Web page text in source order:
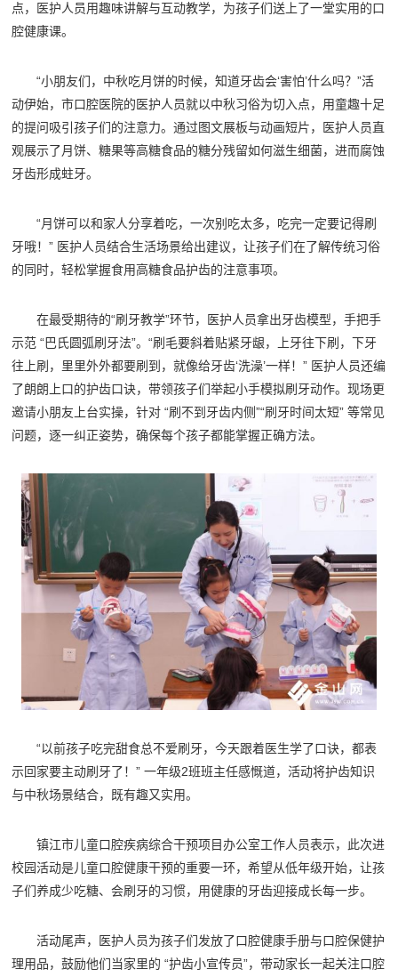
点，医护人员用趣味讲解与互动教学，为孩子们送上了一堂实用的口
腔健康课。
“小朋友们，中秋吃月饼的时候，知道牙齿会‘害怕’什么吗？”活
动伊始，市口腔医院的医护人员就以中秋习俗为切入点，用童趣十足
的提问吸引孩子们的注意力。通过图文展板与动画短片，医护人员直
观展示了月饼、糖果等高糖食品的糖分残留如何滋生细菌，进而腐蚀
牙齿形成蛀牙。
“月饼可以和家人分享着吃，一次别吃太多，吃完一定要记得刷
牙哦！” 医护人员结合生活场景给出建议，让孩子们在了解传统习俗
的同时，轻松掌握食用高糖食品护齿的注意事项。
在最受期待的“刷牙教学”环节，医护人员拿出牙齿模型，手把手
示范 “巴氏圆弧刷牙法”。“刷毛要斜着贴紧牙龈，上牙往下刷，下牙
往上刷，里里外外都要刷到，就像给牙齿‘洗澡’一样！” 医护人员还编
了朗朗上口的护齿口诀，带领孩子们举起小手模拟刷牙动作。现场更
邀请小朋友上台实操，针对 “刷不到牙齿内侧”“刷牙时间太短” 等常见
问题，逐一纠正姿势，确保每个孩子都能掌握正确方法。
“以前孩子吃完甜食总不爱刷牙，今天跟着医生学了口诀，都表
示回家要主动刷牙了！” 一年级2班班主任感慨道，活动将护齿知识
与中秋场景结合，既有趣又实用。
镇江市儿童口腔疾病综合干预项目办公室工作人员表示，此次进
校园活动是儿童口腔健康干预的重要一环，希望从低年级开始，让孩
子们养成少吃糖、会刷牙的习惯，用健康的牙齿迎接成长每一步。
活动尾声，医护人员为孩子们发放了口腔健康手册与口腔保健护
理用品，鼓励他们当家里的 “护齿小宣传员”，带动家长一起关注口腔